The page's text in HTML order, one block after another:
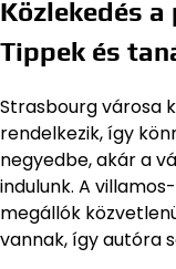
Közlekedés
Tippek és
Strasbourg városa
rendelkezik, így
negyedbe, akár a
indulunk. A
megállók
vannak, így autóra